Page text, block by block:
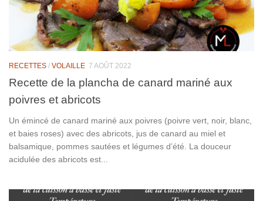
RECETTES / VOLAILLE 7 AOÛT 2022
Recette de la plancha de canard mariné aux
poivres et abricots
Un émincé de canard mariné aux poivres (poivre vert, noir, blanc,
et baies roses) avec des abricots, jus de canard au miel et
balsamique, pommes sautées et légumes d’été. La douceur
acidulée des abricots est...